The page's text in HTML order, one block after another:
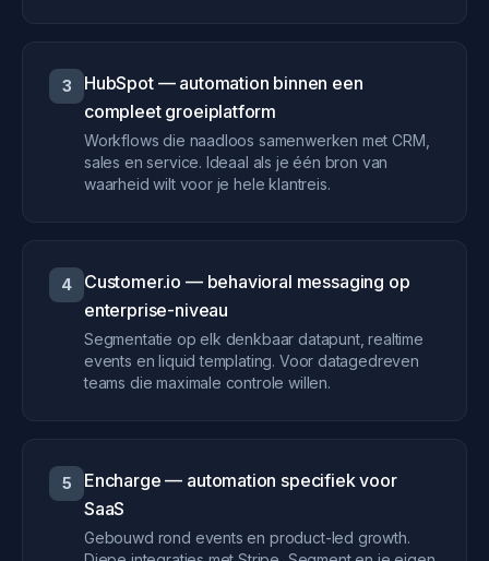
3
HubSpot — automation binnen een
compleet groeiplatform
Workflows die naadloos samenwerken met CRM,
sales en service. Ideaal als je één bron van
waarheid wilt voor je hele klantreis.
4
Customer.io — behavioral messaging op
enterprise-niveau
Segmentatie op elk denkbaar datapunt, realtime
events en liquid templating. Voor datagedreven
teams die maximale controle willen.
5
Encharge — automation specifiek voor
SaaS
Gebouwd rond events en product-led growth.